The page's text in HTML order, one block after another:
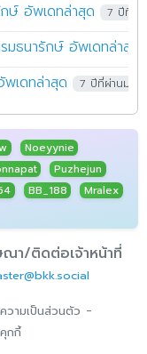
ษ์ อัพเดทล่าสุด 7 ปีที่ผ่า
ธนารักษ์ อัพเดทล่าสุด
เดทล่าสุด
7 ปีที่ผ่านมา
Noeyynie
Puzhejun
BB_188
Mralex
ณา/ติดต่อเจ้าหน้าที่
วามเป็นส่วนตัว -
กกี้